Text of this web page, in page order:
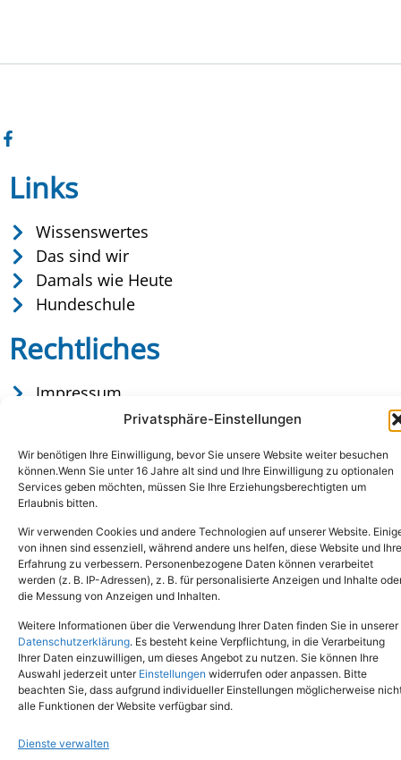
Privatsphäre-Einstellungen
Wir benötigen Ihre Einwilligung, bevor Sie unsere Website weiter besuchen
können.Wenn Sie unter 16 Jahre alt sind und Ihre Einwilligung zu optionalen
Services geben möchten, müssen Sie Ihre Erziehungsberechtigten um
Erlaubnis bitten.
Wir verwenden Cookies und andere Technologien auf unserer Website.
von ihnen sind essenziell, während andere uns helfen, diese Website und Ihre
Erfahrung zu verbessern. Personenbezogene Daten können verarbeitet
werden (z. B. IP-Adressen), z. B. für personalisierte Anzeigen und Inhalte
die Messung von Anzeigen und Inhalten.
Weitere Informationen über die Verwendung Ihrer Daten finden Sie in unserer
Datenschutzerklärung. Es besteht keine Verpflichtung, in die Verarbeitung
Ihrer Daten einzuwilligen, um dieses Angebot zu nutzen. Sie können Ihre
Auswahl jederzeit unter Einstellungen widerrufen oder anpassen. Bitte
beachten Sie, dass aufgrund individueller Einstellungen möglicherweise
alle Funktionen der Website verfügbar sind.
Dienste verwalten
Links
Wissenswertes
Das sind wir
Damals wie Heute
Hundeschule
Rechtliches
Impressum
Datenschutz
Copyright © 2024. Alle Rechte vorbehalten.
Tel.: (02651) - 77438info@tierheim-mayen.de
In der Pluns 1, 56727 Mayen